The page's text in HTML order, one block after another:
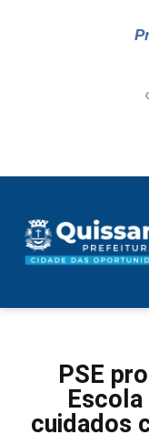
PSE
Escola
cuidados